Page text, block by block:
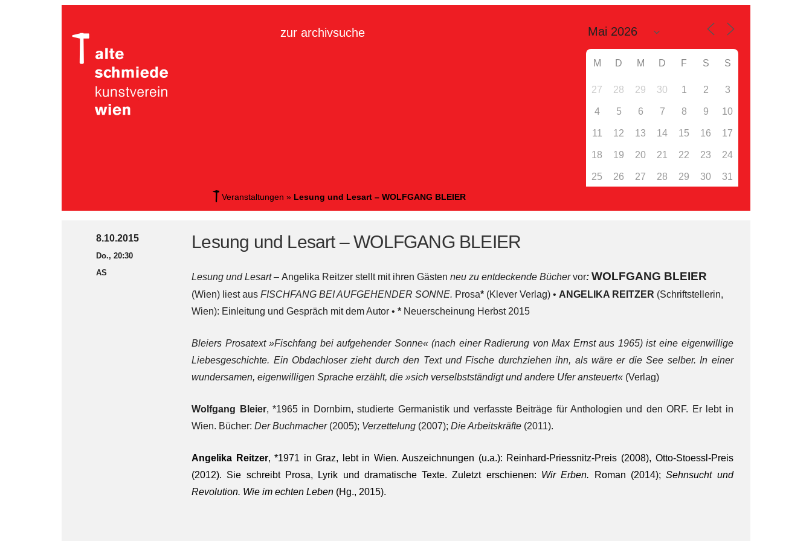
zur archivsuche
M D M D F S S
27 28 29 30 1 2 3
4 5 6 7 8 9 10
11 12 13 14 15 16 17
18 19 20 21 22 23 24
25 26 27 28 29 30 31
Veranstaltungen » Lesung und Lesart – WOLFGANG BLEIER
8.10.2015
Do., 20:30
AS
Lesung und Lesart – WOLFGANG BLEIER
Lesung und Lesart –Angelika Reitzer stellt mit ihren Gästenneu zu entdeckende Büchervor:WOLFGANG BLEIER
(Wien) liest ausFISCHFANG BEI AUFGEHENDER SONNE. Prosa* (Klever Verlag) • ANGELIKA REITZER (Schriftstellerin,
Wien): Einleitung und Gespräch mit dem Autor •* Neuerscheinung Herbst 2015
Bleiers Prosatext »Fischfang bei aufgehender Sonne« (nach einer Radierung von Max Ernst aus 1965) ist eine eigenwillige
Liebesgeschichte. Ein Obdachloser zieht durch den Text und Fische durchziehen ihn, als wäre er die See selber. In einer
wundersamen, eigenwilligen Sprache erzählt, die »sich verselbstständigt und andere Ufer ansteuert« (Verlag)
Wolfgang Bleier, *1965 in Dornbirn, studierte Germanistik und verfasste Beiträge für Anthologien und den ORF. Er lebt in
Wien. Bücher:Der Buchmacher(2005); Verzettelung (2007);Die Arbeitskräfte (2011).
Angelika Reitzer, *1971 in Graz, lebt in Wien. Auszeichnungen (u.a.): Reinhard-Priessnitz-Preis (2008), Otto-Stoessl-Preis
(2012). Sie schreibt Prosa, Lyrik und dramatische Texte. Zuletzt erschienen: Wir Erben. Roman (2014);Sehnsucht und
Revolution. Wie im echten Leben (Hg., 2015).